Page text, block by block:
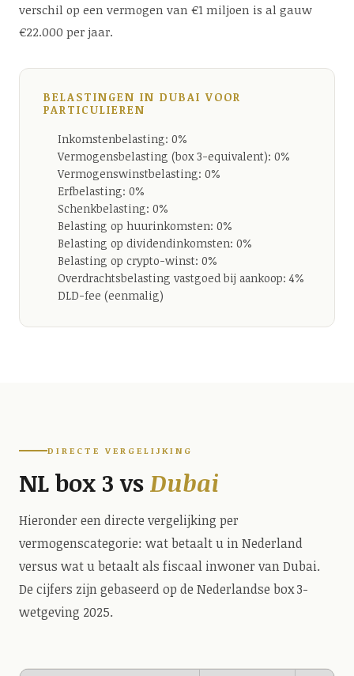
verschil op een vermogen van €1 miljoen is al gauw
€22.000 per jaar.
BELASTINGEN IN DUBAI VOOR
PARTICULIEREN
Inkomstenbelasting: 0%
Vermogensbelasting (box 3-equivalent): 0%
Vermogenswinstbelasting: 0%
Erfbelasting: 0%
Schenkbelasting: 0%
Belasting op huurinkomsten: 0%
Belasting op dividendinkomsten: 0%
Belasting op crypto-winst: 0%
Overdrachtsbelasting vastgoed bij aankoop: 4%
DLD-fee (eenmalig)
DIRECTE VERGELIJKING
NL box 3 vsDubai
Hieronder een directe vergelijking per
vermogenscategorie: wat betaalt u in Nederland
versus wat u betaalt als fiscaal inwoner van Dubai.
De cijfers zijn gebaseerd op de Nederlandse box 3-
wetgeving 2025.